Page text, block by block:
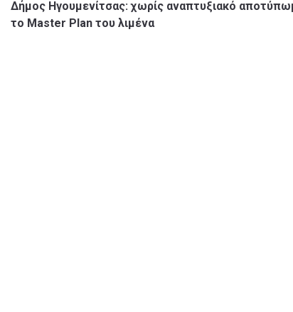
άρθρων
Δήμος Ηγουμενίτσας: χωρίς αναπτυξιακό
το Master Plan του λιμένα